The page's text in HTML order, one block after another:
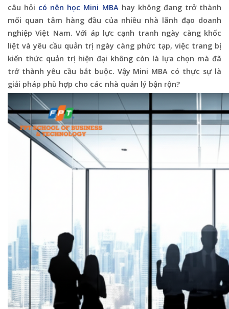
câu hỏi có nên học Mini MBA hay không đang trở thành
mối quan tâm hàng đầu của nhiều nhà lãnh đạo doanh
nghiệp Việt Nam. Với áp lực cạnh tranh ngày càng khốc
liệt và yêu cầu quản trị ngày càng phức tạp, việc trang bị
kiến thức quản trị hiện đại không còn là lựa chọn mà đã
trở thành yêu cầu bắt buộc. Vậy Mini MBA có thực sự là
giải pháp phù hợp cho các nhà quản lý bận rộn?